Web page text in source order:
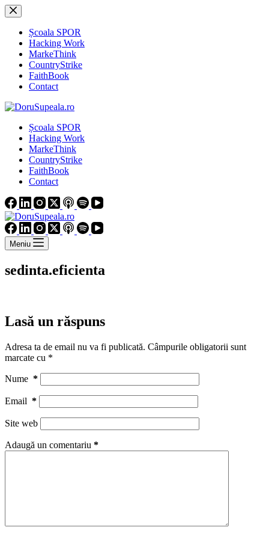
Sari
la
conținutȘcoala SPOR
Hacking Work
MarkeThink
CountryStrike
FaithBook
Contact
Școala SPOR
Hacking Work
MarkeThink
CountryStrike
FaithBook
Contact
Meniu
sedinta.eficienta
Lasă un răspuns
Adresa ta de email nu va fi publicată. Câmpurile obligatorii sunt
marcate cu *
Nume *
Email *
Site web
Adaugă un comentariu *